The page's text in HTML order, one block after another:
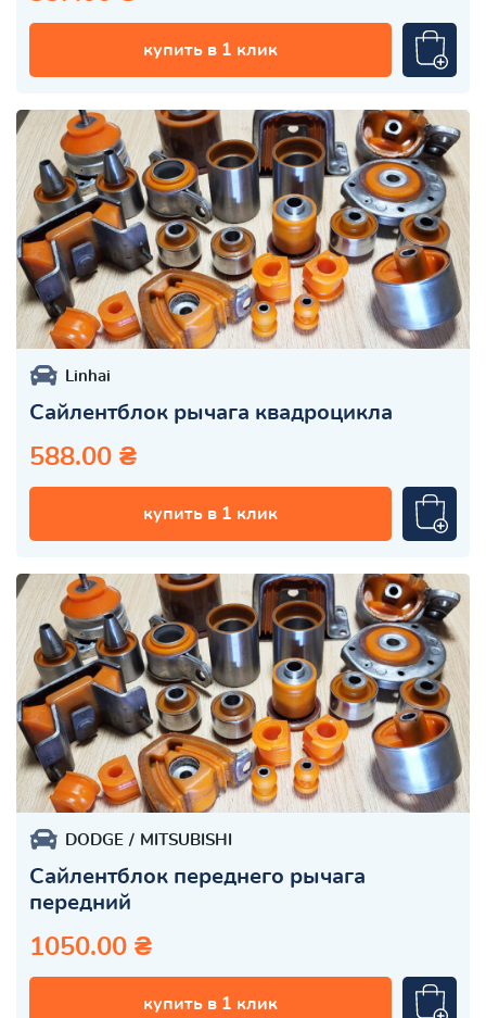
купить в 1 клик
Linhai
Сайлентблок рычага квадроцикла
588.00 ₴
купить в 1 клик
DODGE MITSUBISHI
Сайлентблок переднего рычага
передний
1050.00 ₴
купить в 1 клик